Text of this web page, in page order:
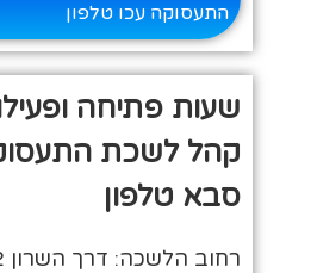
התעסוקה עכו טלפון
שעות פתיחה
קהל לשכת
סבא טלפון
רחוב הלשכה: דרך השרון 12